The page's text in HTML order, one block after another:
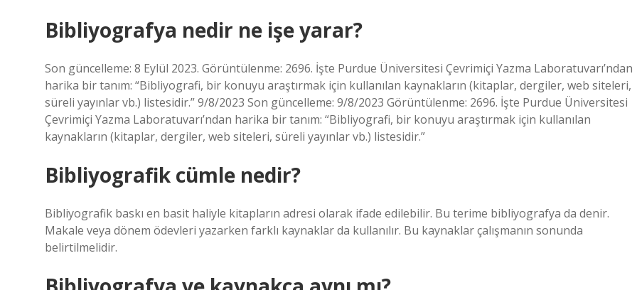
Bibliyografya nedir ne işe yarar?
Son güncelleme: 8 Eylül 2023. Görüntülenme: 2696. İşte Purdue Üniversitesi Çevrimiçi Yazma Laboratuvarı’ndan
harika bir tanım: “Bibliyografi, bir konuyu araştırmak için kullanılan kaynakların (kitaplar, dergiler, web siteleri,
süreli yayınlar vb.) listesidir.” 9/8/2023 Son güncelleme: 9/8/2023 Görüntülenme: 2696. İşte Purdue Üniversitesi
Çevrimiçi Yazma Laboratuvarı’ndan harika bir tanım: “Bibliyografi, bir konuyu araştırmak için kullanılan
kaynakların (kitaplar, dergiler, web siteleri, süreli yayınlar vb.) listesidir.”
Bibliyografik cümle nedir?
Bibliyografik baskı en basit haliyle kitapların adresi olarak ifade edilebilir. Bu terime bibliyografya da denir.
Makale veya dönem ödevleri yazarken farklı kaynaklar da kullanılır. Bu kaynaklar çalışmanın sonunda
belirtilmelidir.